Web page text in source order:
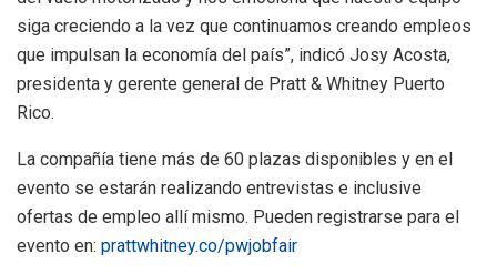
siga creciendo a la vez que continuamos creando empleos
que impulsan la economía del país”, indicó Josy Acosta,
presidenta y gerente general de Pratt & Whitney Puerto
Rico.
La compañía tiene más de 60 plazas disponibles y en el
evento se estarán realizando entrevistas e inclusive
ofertas de empleo allí mismo. Pueden registrarse para el
evento en: prattwhitney.co/pwjobfair